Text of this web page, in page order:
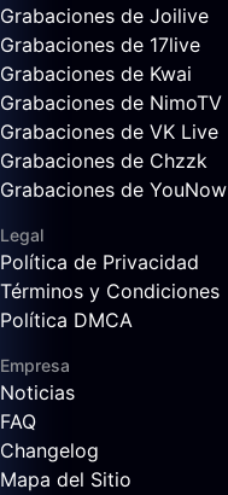
Grabaciones de Joilive
Grabaciones de 17live
Grabaciones de Kwai
Grabaciones de NimoTV
Grabaciones de VK Live
Grabaciones de Chzzk
Grabaciones de YouNow
Legal
Política de Privacidad
Términos y Condiciones
Política DMCA
Empresa
Noticias
FAQ
Changelog
Mapa del Sitio